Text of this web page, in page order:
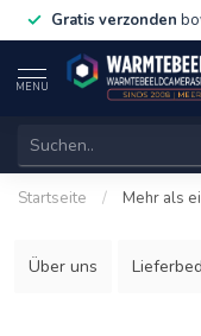
Gratis verzonden
MENU
Startseite / Mehr als
Über uns